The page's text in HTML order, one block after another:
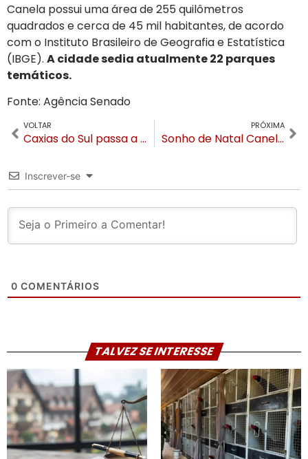
Canela possui uma área de 255 quilômetros
quadrados e cerca de 45 mil habitantes, de acordo
com o Instituto Brasileiro de Geografia e Estatística
(IBGE). A cidade sedia atualmente 22 parques
temáticos.
Fonte: Agência Senado
VOLTAR
Caxias do Sul passa a ter voos diretos para Florianópolis
PRÓXIMA
Sonho de Natal Canela inicia nesta sexta-feira e terá 80 dias com 150 apresentações gratuitas
Inscrever-se
0 COMENTÁRIOS
TALVEZ SE INTERESSE